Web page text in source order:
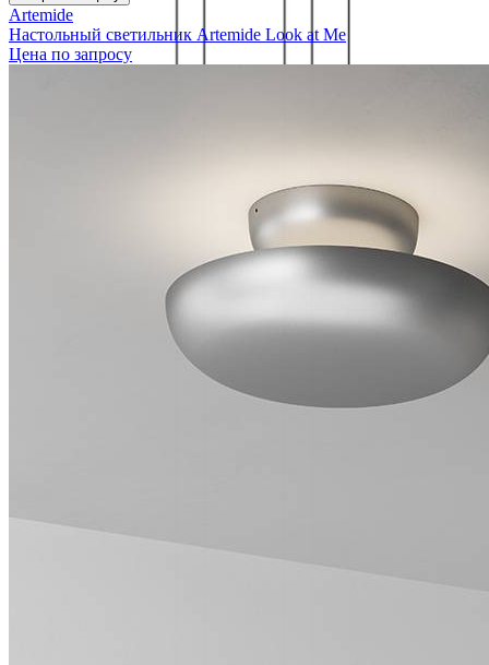
Artemide
Настольный светильник Artemide Look at Me
Цена по запросу